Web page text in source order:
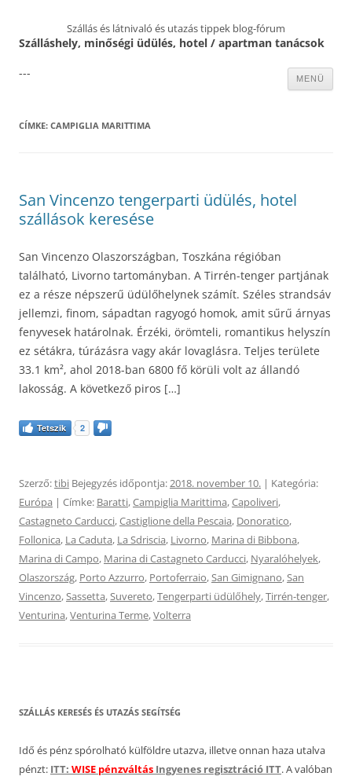
Szállás és látnivaló és utazás tippek blog-fórum
Szálláshely, minőségi üdülés, hotel / apartman tanácsok
MENÜ
---
CÍMKE: CAMPIGLIA MARITTIMA
San Vincenzo tengerparti üdülés, hotel
szállások keresése
San Vincenzo Olaszországban, Toszkána régióban
található, Livorno tartományban. A Tirrén-tenger partjának
ez a része népszerű üdülőhelynek számít. Széles strandsáv
jellemzi, finom, sápadtan ragyogó homok, amit sűrű árnyas
fenyvesek határolnak. Érzéki, örömteli, romantikus helyszín
ez sétákra, túrázásra vagy akár lovaglásra. Teljes területe
33.1 km², ahol 2018-ban 6800 fő körüli volt az állandó
lakosság. A következő piros […]
Tetszik 2
Szerző:tibi Bejegyzés időpontja:2018. november 10. | Kategória:
Európa | Címke: Baratti,Campiglia Marittima,Capoliveri,
Castagneto Carducci,Castiglione della Pescaia, Donoratico,
Follonica, La Caduta, La Sdriscia, Livorno, Marina di Bibbona,
Marina di Campo, Marina di Castagneto Carducci, Nyaralóhelyek,
Olaszország, Porto Azzurro, Portoferraio,San Gimignano,San
Vincenzo,Sassetta,Suvereto,Tengerparti üdülőhely,Tirrén-tenger,
Venturina,Venturina Terme,Volterra
SZÁLLÁS KERESÉS ÉS UTAZÁS SEGÍTSÉG
Idő és pénz spórolható külföldre utazva, illetve onnan haza utalva
pénzt: ITT: WISE pénzváltás Ingyenes regisztráció ITT. A valóban